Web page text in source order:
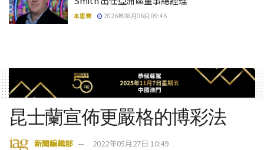
本思齊 2026年08月06日 09:46
昆士蘭宣佈更嚴格的博彩法
新聞編輯部 2022年05月27日 10:49